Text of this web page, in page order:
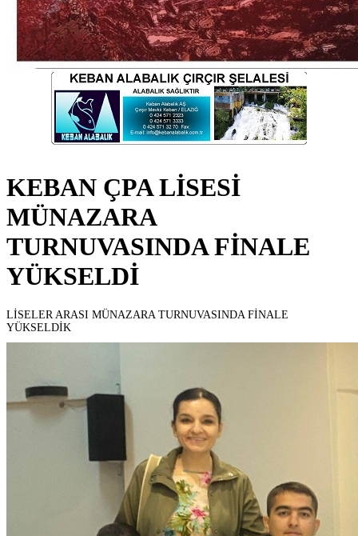
KEBAN ÇPA LİSESİ
MÜNAZARA
TURNUVASINDA FİNALE
YÜKSELDİ
LİSELER ARASI MÜNAZARA TURNUVASINDA FİNALE
YÜKSELDİK